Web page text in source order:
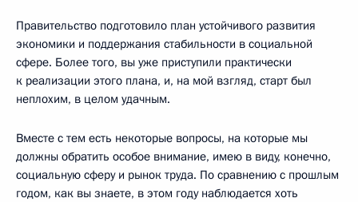
Правительство подготовило план устойчивого развития
экономики и поддержания стабильности в социальной
сфере. Более того, вы уже приступили практически
к реализации этого плана, и, на мой взгляд, старт был
неплохим, в целом удачным.
Вместе с тем есть некоторые вопросы, на которые мы
должны обратить особое внимание, имею в виду, конечно,
социальную сферу и рынок труда. По сравнению с прошлым
годом, как вы знаете, в этом году наблюдается хоть